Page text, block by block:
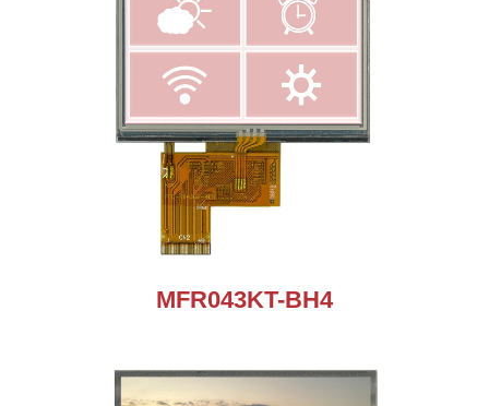
MFR043KT-BH4